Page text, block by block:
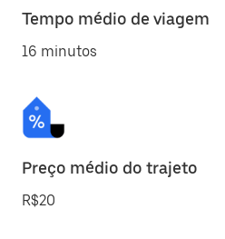
Tempo médio de viagem
16 minutos
Preço médio do trajeto
R$20